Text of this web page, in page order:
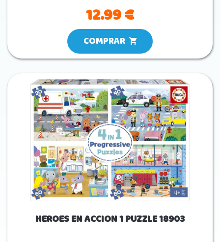
12.99 €
COMPRAR
HEROES EN ACCION 1 PUZZLE 18903